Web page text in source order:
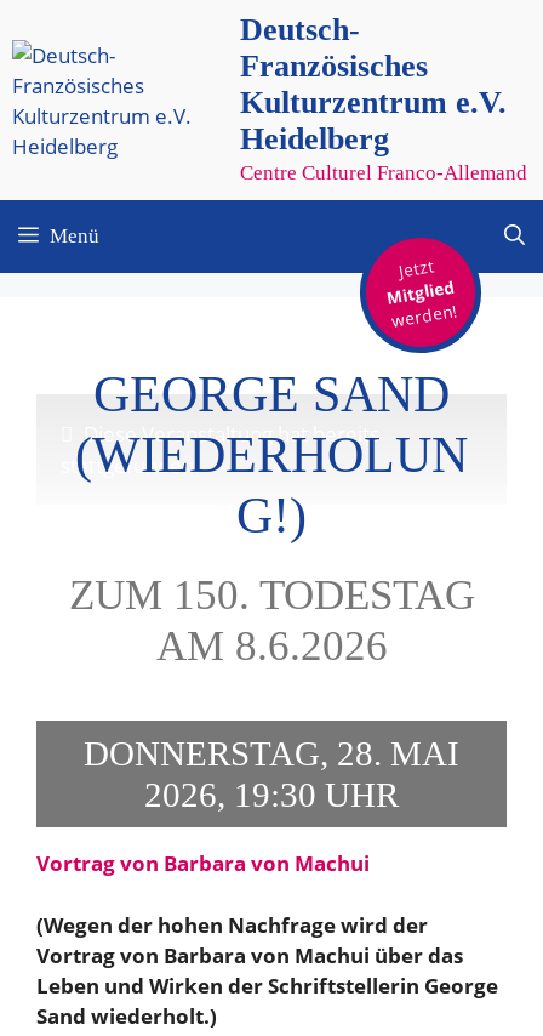
Inhalt
springen
Deutsch-
Französisches
Kulturzentrum e.V.
Heidelberg
Centre Culturel Franco-Allemand
Jetzt
Mitglied
werden!
Menü
Diese Veranstaltung hat bereits
stattgefunden.
GEORGE SAND
(WIEDERHOLUN
G!)
ZUM 150. TODESTAG
AM 8.6.2026
DONNERSTAG, 28. MAI
2026, 19:30 UHR
Vortrag von Barbara von Machui
(Wegen der hohen Nachfrage wird der
Vortrag von Barbara von Machui über das
Leben und Wirken der Schriftstellerin George
Sand wiederholt.)